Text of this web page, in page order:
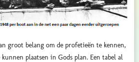
groot belang om de profetieën te kennen,
plaatsen in Gods plan. Een tabel al